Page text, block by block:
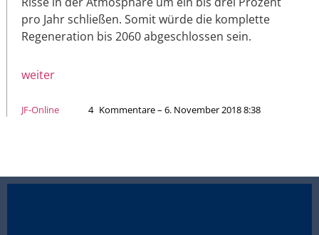
pro Jahr schließen. Somit würde die komplette
Regeneration bis 2060 abgeschlossen sein.
weiter
JF-Online 4 Kommentare – 6. November 2018 8:38